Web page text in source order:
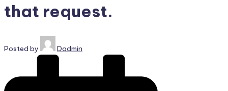
that request.
Posted by Dadmin